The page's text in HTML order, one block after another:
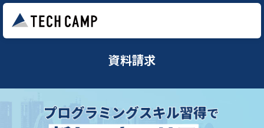
資料請求